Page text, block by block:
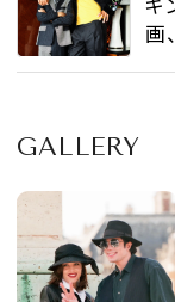
画
GALLERY